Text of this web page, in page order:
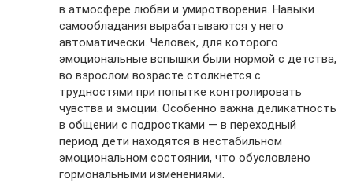
в атмосфере любви и умиротворения. Навыки
самообладания вырабатываются у него
автоматически. Человек, для которого
эмоциональные вспышки были нормой с детства,
во взрослом возрасте столкнется с
трудностями при попытке контролировать
чувства и эмоции. Особенно важна деликатность
в общении с подростками — в переходный
период дети находятся в нестабильном
эмоциональном состоянии, что обусловлено
гормональными изменениями.